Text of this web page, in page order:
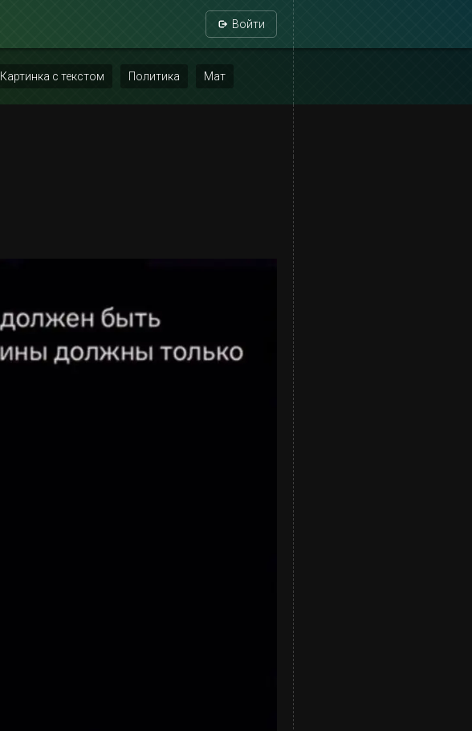
Войти
Картинка с текстом Политика Мат